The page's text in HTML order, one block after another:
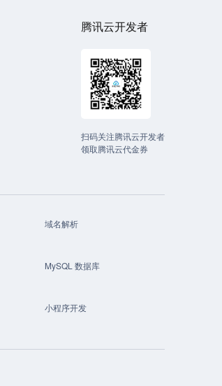
腾讯云开发者
扫码关注腾讯云开发者
领取腾讯云代金券
域名解析
MySQL 数据库
小程序开发